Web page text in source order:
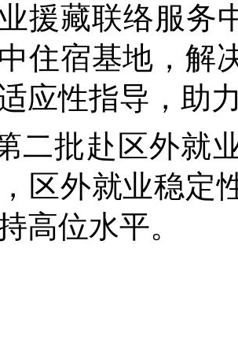
援藏联络服务
住宿基地，解
应性指导，助
二批赴区外就
区外就业稳定
高位水平。